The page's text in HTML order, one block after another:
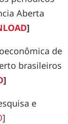
Aberta
]
de
brasileiros
]
e
]